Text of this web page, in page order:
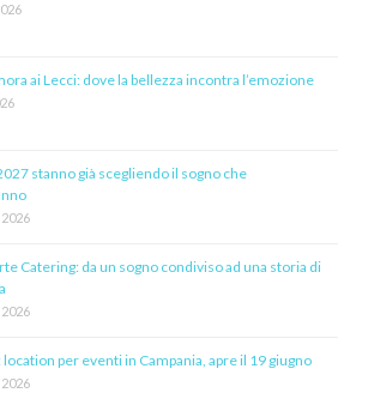
ai Lecci: dove la bellezza incontra l’emozione
stanno già scegliendo il sogno che
Catering: da un sogno condiviso ad una storia di
location per eventi in Campania, apre il 19 giugno